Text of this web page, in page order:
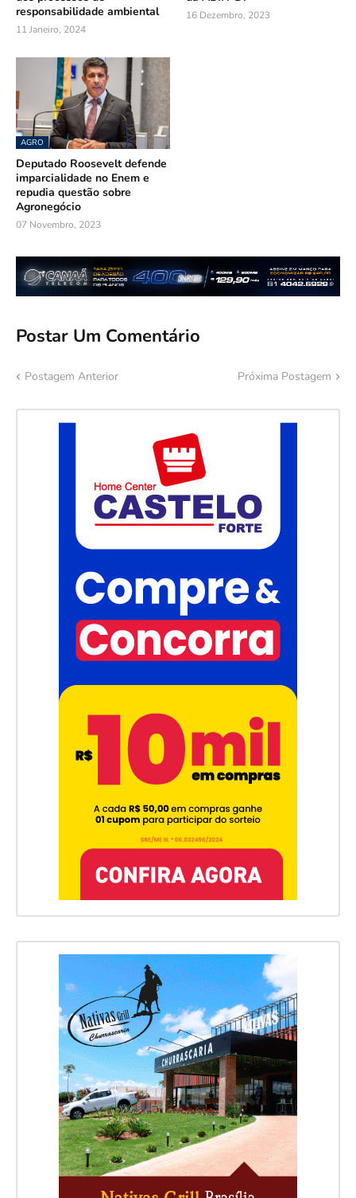
responsabilidade ambiental
11 Janeiro, 2024
16 Dezembro, 2023
AGRO
Deputado Roosevelt defende
imparcialidade no Enem e
repudia questão sobre
Agronegócio
07 Novembro, 2023
Postar Um Comentário
Postagem Anterior Próxima Postagem